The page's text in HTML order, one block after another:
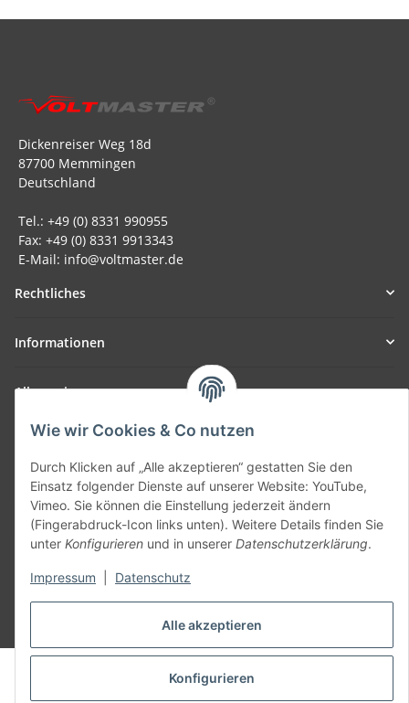
Alle akzeptieren
Konfigurieren
Wie wir Cookies & Co nutzen
Durch Klicken auf „Alle akzeptieren“ gestatten Sie den
Einsatz folgender Dienste auf unserer Website: YouTube,
Vimeo. Sie können die Einstellung jederzeit ändern
(Fingerabdruck-Icon links unten). Weitere Details finden Sie
unter Konfigurieren und in unserer Datenschutzerklärung.
Impressum Datenschutz
Dickenreiser Weg 18d
87700 Memmingen
Deutschland
Tel.: +49 (0) 8331 990955
Fax: +49 (0) 8331 9913343
E-Mail: info@voltmaster.de
Rechtliches
Informationen
Allgemein
Teil unseres Netzwerks:
SmoliTec - Safety. Simplified. Worldwide. ( B2B Shop )
Vertrag widerrufen
* Alle Preise inkl. gesetzlicher USt., zzgl.Versand
© voltmaster.de
Powered byJTL-Shop